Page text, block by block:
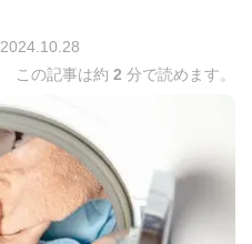
2024.10.28
この記事は約 2 分で読めます。